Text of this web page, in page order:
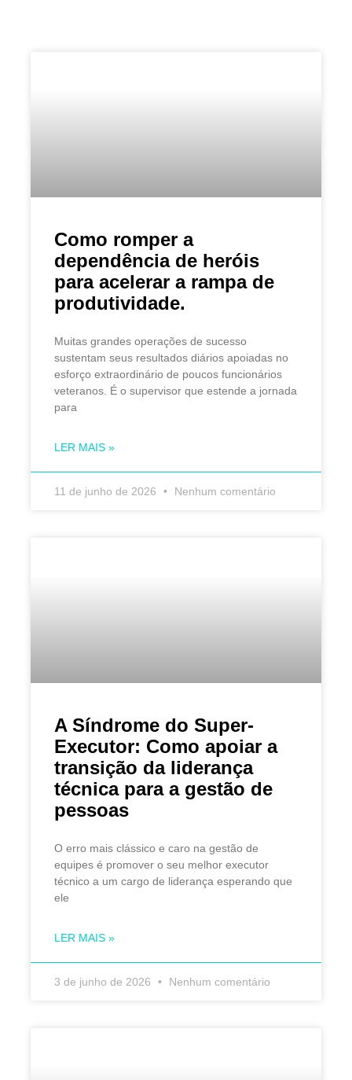
Como romper a
dependência de heróis
para acelerar a rampa de
produtividade.
Muitas grandes operações de sucesso
sustentam seus resultados diários apoiadas no
esforço extraordinário de poucos funcionários
veteranos. É o supervisor que estende a jornada
para
LER MAIS »
11 de junho de 2026 Nenhum comentário
A Síndrome do Super-
Executor: Como apoiar a
transição da liderança
técnica para a gestão de
pessoas
O erro mais clássico e caro na gestão de
equipes é promover o seu melhor executor
técnico a um cargo de liderança esperando que
ele
LER MAIS »
3 de junho de 2026 Nenhum comentário